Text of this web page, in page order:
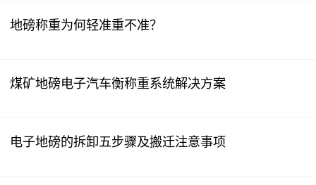
地磅称重为何轻准重不准？
煤矿地磅电子汽车衡称重系统解决方案
电子地磅的拆卸五步骤及搬迁注意事项